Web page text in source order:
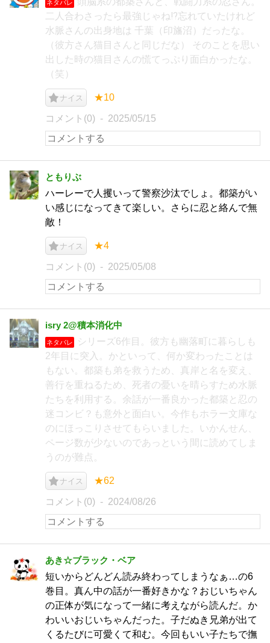
ネタバレ
二人合わさったら最強じゃね⁉忘れていたけれど
水脈さんの出身地は 千葉（印旛沼）だったな。
（彼方さん猫目さんと同じだな） そのことを思い
出した時の猫目さんの慌てっぷり面白かったな。
（笑）
ナイス ★10
コメント(0) 2025/05/15
ともりぶ
ハーレーで人攫いって警察沙汰でしょ。都築がい
い感じになってきて楽しい。さらに忍と絡んで無
敵！
ナイス ★4
コメント(0) 2025/05/08
isry 2@積本消化中
ネタバレ
シリーズ6作目。彼方も幽落町に暮らしも
2年目に突入。かといって、何か変わったことは
もない。都築も弟を救うため、真岸と名を変え、
善行を重ねるため、死者の憂いを晴らすため水脈
たちを利用する。余話が一番良かった都築と忍の
迷コンビ？も意外と面白い。今作もホラー文庫な
のにほっこりさせてもらいました。いかんせん、
ページ数が少ないのであっという間に読めてしま
うのが難点。
ナイス ★62
コメント(0) 2024/08/26
あき☆ブラック・ベア
短いからどんどん読み終わってしまうなぁ…の6
巻目。真ん中の話が一番好きかな？おじいちゃん
の正体が気になって一緒に考えながら読んだ。か
わいいおじいちゃんだった。子だぬき兄弟が出て
くるたびに可愛くて和む。今回もいい子たちで撫